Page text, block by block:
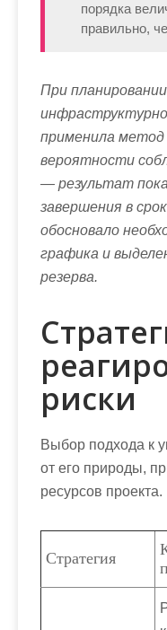
порядка
правильно,
При
применила
вероятности
— результат
завершения в
обосновало
графика и
резерва.
риски
Выбор подхода к
от его природы,
ресурсов проекта.
Стратегия